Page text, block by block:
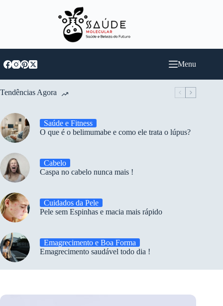
Menu
Tendências Agora
Saúde e Fitness
O que é o belimumabe e como ele trata o lúpus?
Cabelo
Caspa no cabelo nunca mais !
Cuidados da Pele
Pele sem Espinhas e macia mais rápido
Emagrecimento e Boa Forma
Emagrecimento saudável todo dia !